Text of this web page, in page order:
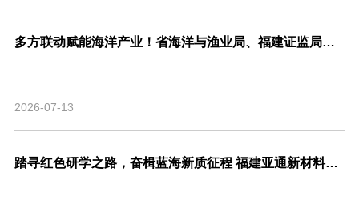
多方联动赋能海洋产业！省海洋与渔业局、福建证监局、北交所、市委金融办联合走访亚通新材料调研座谈！
2026-07-13
踏寻红色研学之路，奋楫蓝海新质征程 福建亚通新材料科技股份有限公司党支部联合福建省渔业行业协会党支部开展主题共建活动